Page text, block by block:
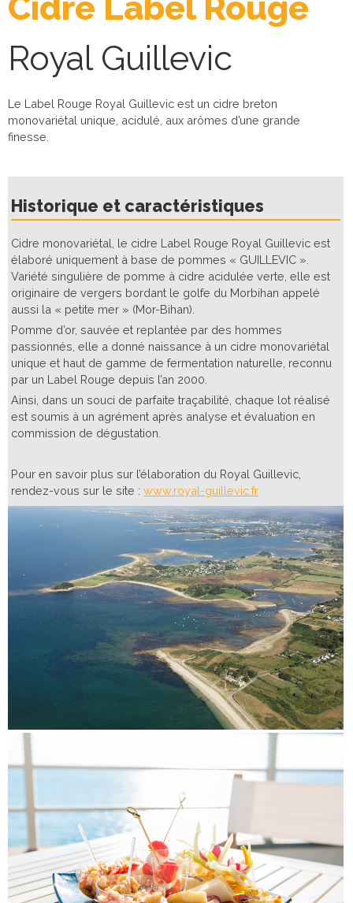
Royal Guillevic
Le Label Rouge Royal Guillevic est un cidre breton
monovariétal unique, acidulé, aux arômes d’une grande
finesse.
Historique et caractéristiques
Cidre monovariétal, le cidre Label Rouge Royal Guillevic est
élaboré uniquement à base de pommes « GUILLEVIC ».
Variété singulière de pomme à cidre acidulée verte, elle est
originaire de vergers bordant le golfe du Morbihan appelé
aussi la « petite mer » (Mor-Bihan).
Pomme d’or, sauvée et replantée par des hommes
passionnés, elle a donné naissance à un cidre monovariétal
unique et haut de gamme de fermentation naturelle, reconnu
par un Label Rouge depuis l’an 2000.
Ainsi, dans un souci de parfaite traçabilité, chaque lot réalisé
est soumis à un agrément après analyse et évaluation en
commission de dégustation.
Pour en savoir plus sur l’élaboration du Royal Guillevic,
rendez-vous sur le site :www.royal-guillevic.fr